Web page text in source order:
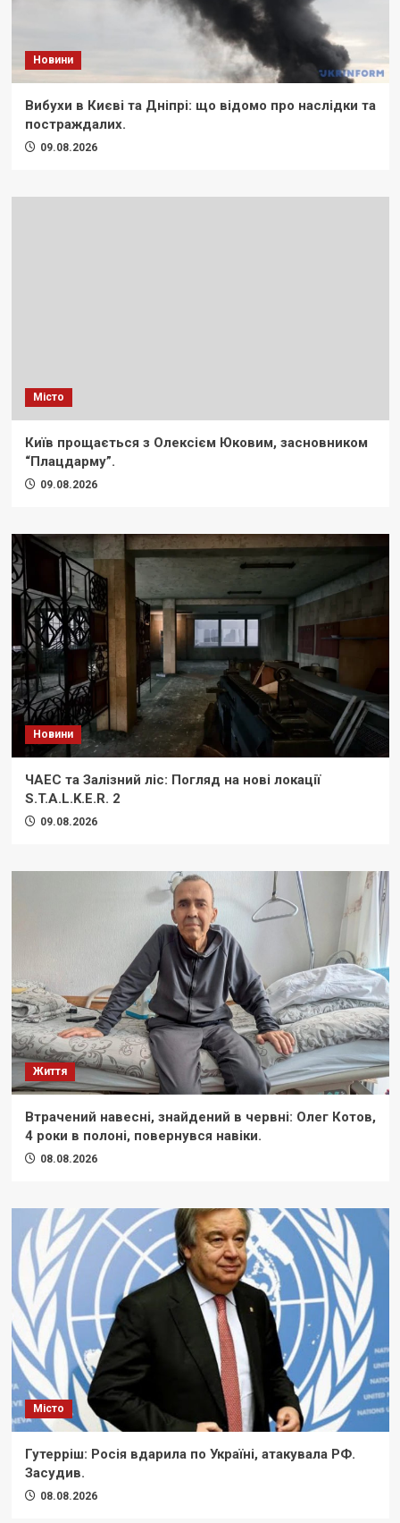
Новини
Вибухи в Києві та Дніпрі: що відомо про наслідки та
постраждалих.
09.08.2026
Місто
Київ прощається з Олексієм Юковим, засновником
“Плацдарму”.
09.08.2026
Новини
ЧАЕС та Залізний ліс: Погляд на нові локації
S.T.A.L.K.E.R. 2
09.08.2026
Життя
Втрачений навесні, знайдений в червні: Олег Котов,
4 роки в полоні, повернувся навіки.
08.08.2026
Місто
Гутерріш: Росія вдарила по Україні, атакувала РФ.
Засудив.
08.08.2026